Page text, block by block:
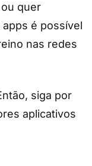
quer
é possível
nas redes
siga por
aplicativos